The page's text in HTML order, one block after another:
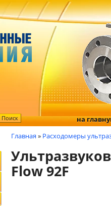
на
Главная » Расходомеры
Flow 92F